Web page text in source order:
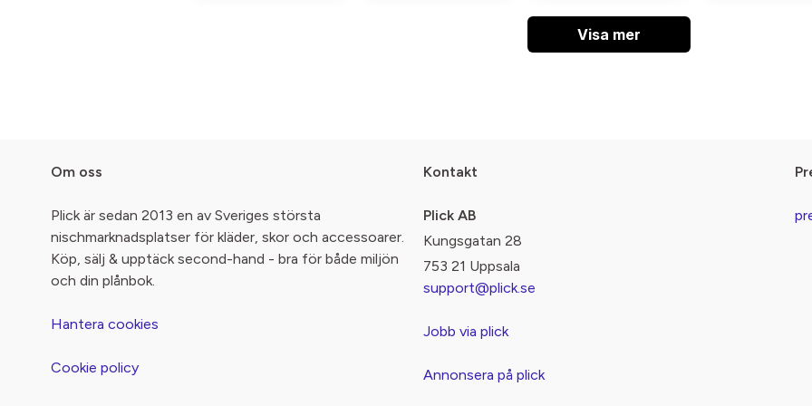
Visa mer
Om oss
Plick är sedan 2013 en av Sveriges största
nischmarknadsplatser för kläder, skor och accessoarer.
Köp, sälj & upptäck second-hand - bra för både miljön
och din plånbok.
Hantera cookies
Cookie policy
Kontakt
Plick AB
Kungsgatan 28
753 21 Uppsala
support@plick.se
Jobb via plick
Annonsera på plick